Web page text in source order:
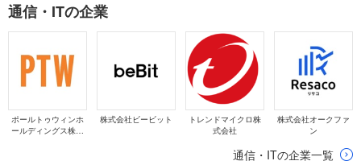
通信・ITの企業
ポールトゥウィンホ
ールディングス株式
株式会社ビービット
トレンドマイクロ株
式会社
株式会社オークファ
ン
通信・ITの企業一覧